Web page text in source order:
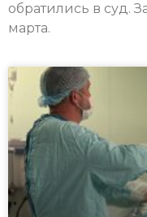
обратились в суд.
марта.